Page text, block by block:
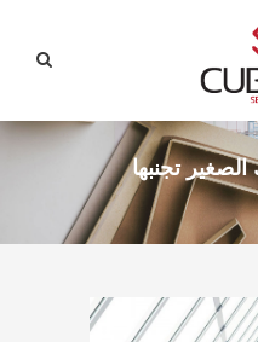
تجنبها